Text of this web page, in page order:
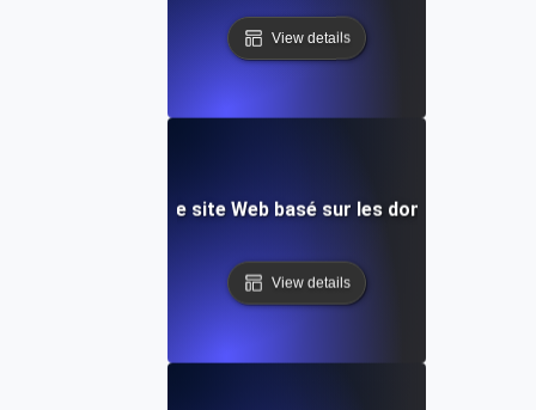
View details
test de vitesse de site Web basé sur les données et
View details